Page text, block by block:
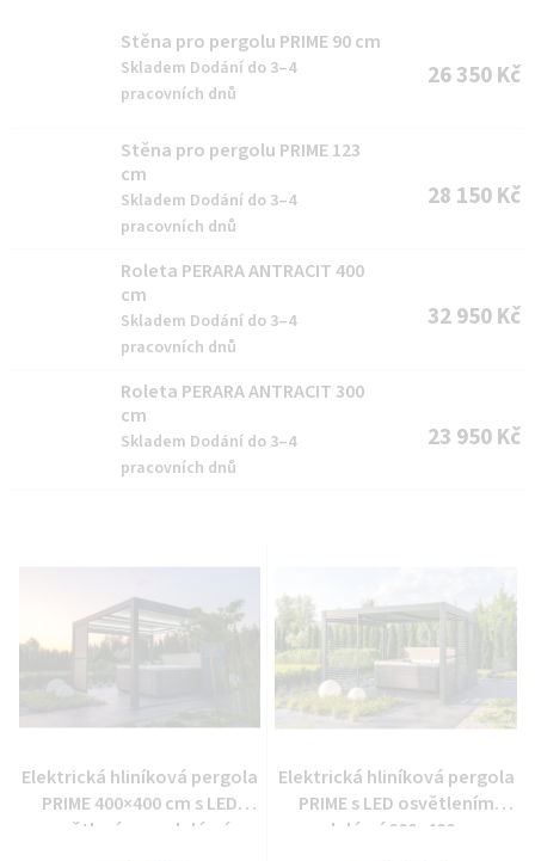
Stěna pro pergolu PRIME 90 cm
Skladem Dodání do 3–4
pracovních dnů
26 350 Kč
Stěna pro pergolu PRIME 123
cm
Skladem Dodání do 3–4
pracovních dnů
28 150 Kč
Roleta PERARA ANTRACIT 400
cm
Skladem Dodání do 3–4
pracovních dnů
32 950 Kč
Roleta PERARA ANTRACIT 300
cm
Skladem Dodání do 3–4
pracovních dnů
23 950 Kč
Elektrická hliníková pergola
PRIME 400×400 cm s LED
osvětlením modulární -
Elektrická hliníková pergola
PRIME s LED osvětlením
modulární 600×400 cm -